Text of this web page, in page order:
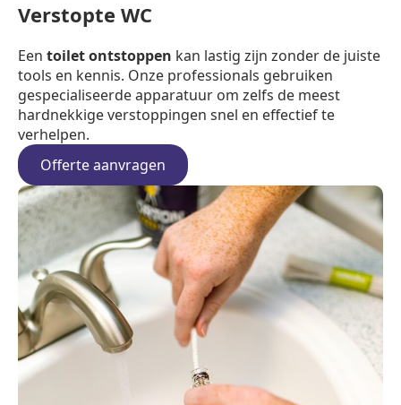
Verstopte WC
Een toilet ontstoppen kan lastig zijn zonder de juiste
tools en kennis. Onze professionals gebruiken
gespecialiseerde apparatuur om zelfs de meest
hardnekkige verstoppingen snel en effectief te
verhelpen.
Offerte aanvragen